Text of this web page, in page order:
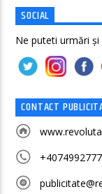
SOCIAL
Ne puteti urmări și
CONTACT